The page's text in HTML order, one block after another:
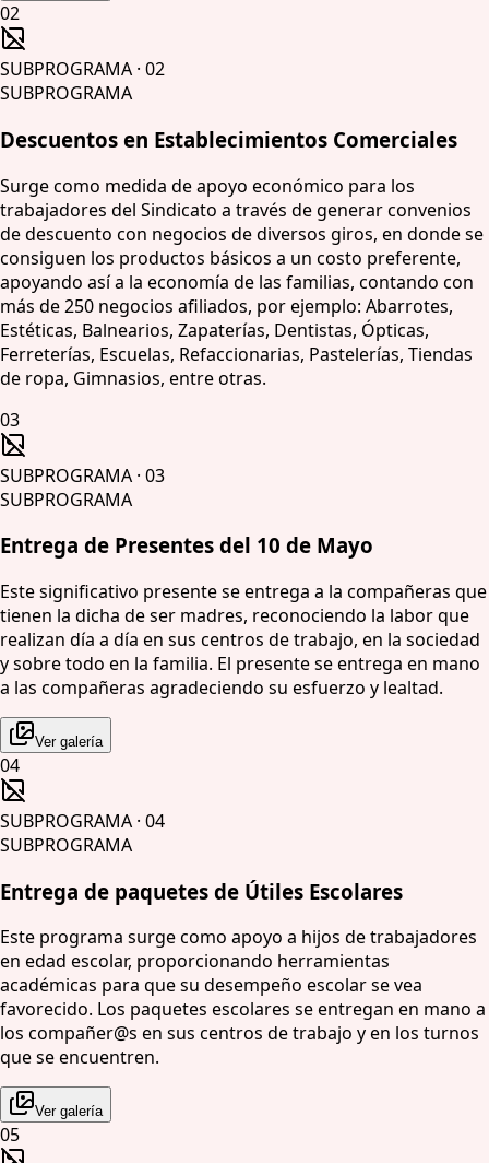
02
SUBPROGRAMA · 02
SUBPROGRAMA
Descuentos en Establecimientos Comerciales
Surge como medida de apoyo económico para los
trabajadores del Sindicato a través de generar convenios
de descuento con negocios de diversos giros, en donde se
consiguen los productos básicos a un costo preferente,
apoyando así a la economía de las familias, contando con
más de 250 negocios afiliados, por ejemplo: Abarrotes,
Estéticas, Balnearios, Zapaterías, Dentistas, Ópticas,
Ferreterías, Escuelas, Refaccionarias, Pastelerías, Tiendas
de ropa, Gimnasios, entre otras.
03
SUBPROGRAMA · 03
SUBPROGRAMA
Entrega de Presentes del 10 de Mayo
Este significativo presente se entrega a la compañeras que
tienen la dicha de ser madres, reconociendo la labor que
realizan día a día en sus centros de trabajo, en la sociedad
y sobre todo en la familia. El presente se entrega en mano
a las compañeras agradeciendo su esfuerzo y lealtad.
Ver galería
04
SUBPROGRAMA · 04
SUBPROGRAMA
Entrega de paquetes de Útiles Escolares
Este programa surge como apoyo a hijos de trabajadores
en edad escolar, proporcionando herramientas
académicas para que su desempeño escolar se vea
favorecido. Los paquetes escolares se entregan en mano a
los compañer@s en sus centros de trabajo y en los turnos
que se encuentren.
Ver galería
05